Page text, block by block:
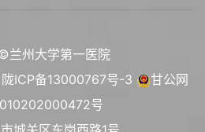
兰州大学第一医院
陇ICP备13000767号-3
甘公网
号